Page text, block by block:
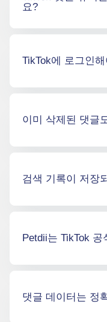
경우, TikTok 자
다.
요?
정보를 요구하는
적용하여 사용
TikTok에 로그인
하나입니다.
이미 삭제된 댓글
에 공개되어 있는
검색 기록이 저장
매 이용 세션은
Petdii는 TikTok
가 없는 독립적인
댓글 데이터는 정